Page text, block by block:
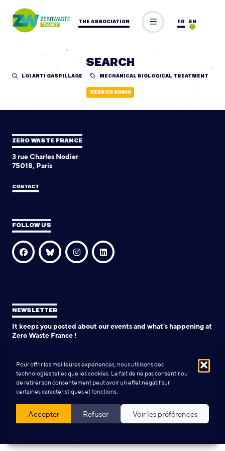
Pour offrir les meilleures expériences, nous utilisons des
technologies telles que les cookies. Le fait de ne pas consentir ou
de retirer son consentement peut avoir un effet négatif sur
certaines caractéristiques et fonctions.
Accepter Refuser Voir les préférences
THE ASSOCIATION EN
FR
SEARCH
LOI ANTI GASPILLAGE MECHANICAL BIOLOGICAL TREATMENT
SEARCH AGAIN
ZERO WASTE FRANCE
3 rue Charles Nodier
75018, Paris
CONTACT
FOLLOW US
NEWSLETTER
It keeps you posted about our events and what's happening at
Zero Waste France !
Design and production:Yann Rolland+Thibaut Caroli